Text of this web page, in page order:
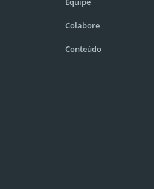
Colabore
Conteúdo